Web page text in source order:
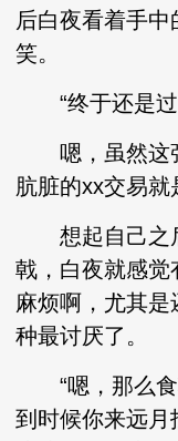
后白夜看着手
笑。
“终于还是过
嗯，虽然这
肮脏的xx交易就
想起自己之
戟，白夜就感
麻烦啊，尤其
种最讨厌了。
“嗯，那么食
到时候你来远